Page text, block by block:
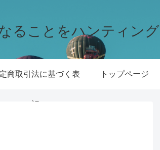
ることをハンティング
商取引法に基づく表
記
トップページ